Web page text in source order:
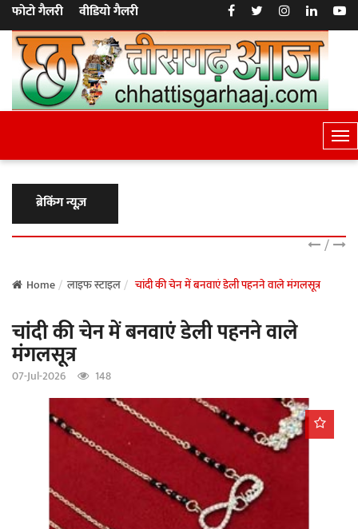
फोटो गैलरी वीडियो गैलरी
T
o
e
ब्रेकिंग न्यूज़
/
Home लाइफ स्टाइल चांदी की चेन में बनवाएं डेली पहनने वाले मंगलसूत्र
चांदी की चेन में बनवाएं डेली पहनने वाले
मंगलसूत्र
07-Jul-2026 148